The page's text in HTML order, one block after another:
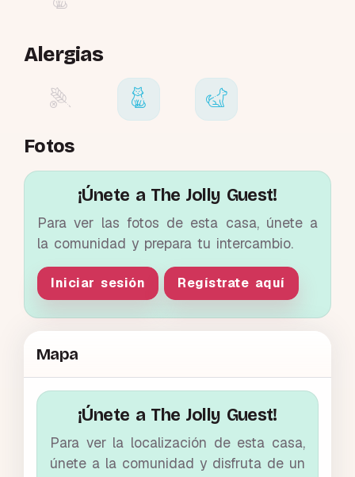
Alergias
Fotos
¡Únete a The Jolly Guest!
Para ver las fotos de esta casa, únete a
la comunidad y prepara tu intercambio.
Iniciar sesión Regístrate aquí
Mapa
¡Únete a The Jolly Guest!
Para ver la localización de esta casa,
únete a la comunidad y disfruta de un